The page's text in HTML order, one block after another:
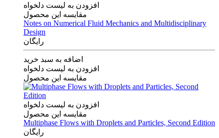
افزودن به لیست دلخواه
مقایسه این محصول
Notes on Numerical Fluid Mechanics and Multidisciplinary
Design
رایگان
اضافه به سبد خرید
افزودن به لیست دلخواه
مقایسه این محصول
افزودن به لیست دلخواه
مقایسه این محصول
Multiphase Flows with Droplets and Particles, Second Edition
رایگان